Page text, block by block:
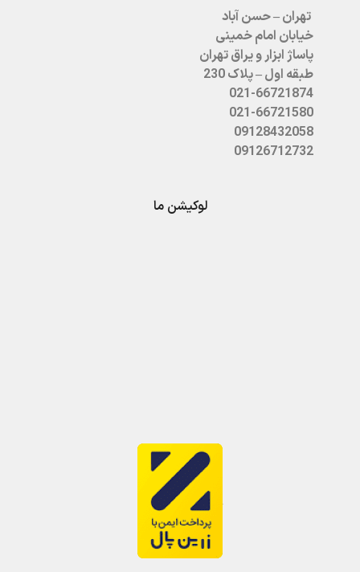
تهران – حسن آباد
خیابان امام خمینی
پاساژ ابزار و یراق تهران
طبقه اول – پلاک 230
021-66721874
021-66721580
09128432058
09126712732
لوکیشن ما